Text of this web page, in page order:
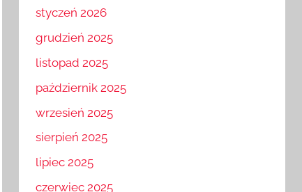
styczeń 2026
grudzień 2025
listopad 2025
październik 2025
wrzesień 2025
sierpień 2025
lipiec 2025